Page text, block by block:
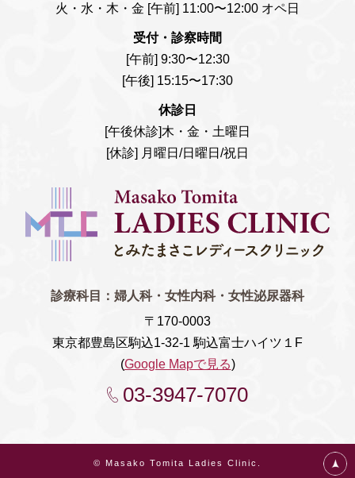
火・水・木・金 [午前] 11:00〜12:00 オペ日
受付・診察時間
[午前] 9:30〜12:30
[午後] 15:15〜17:30
休診日
[午後休診]木・金・土曜日
[休診] 月曜日/日曜日/祝日
診療科目： 婦人科・女性内科・女性泌尿器科
〒170-0003
東京都豊島区駒込1-32-1 駒込富士ハイツ１F
(Google Mapで見る)
03-3947-7070
© Masako Tomita Ladies Clinic.